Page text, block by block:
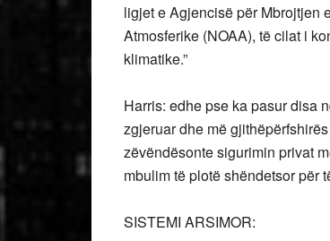
ligjet e Agjencisë për Mbrojtjen
Atmosferike (NOAA), të cilat i
klimatike.”
Harris: edhe pse ka pasur disa
zgjeruar dhe më
zëvëndësonte sigurimin privat
mbulim të plotë shëndetsor për
SISTEMI ARSIMOR: